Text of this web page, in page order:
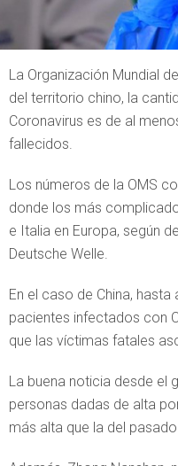
La Organización Mundial
del territorio chino, la
Coronavirus es de al
fallecidos.
Los números de la OMS
donde los más
e Italia en Europa, según
Deutsche Welle.
En el caso de China,
pacientes infectados con
que las víctimas fatales
La buena noticia desde el
personas dadas de alta
más alta que la del